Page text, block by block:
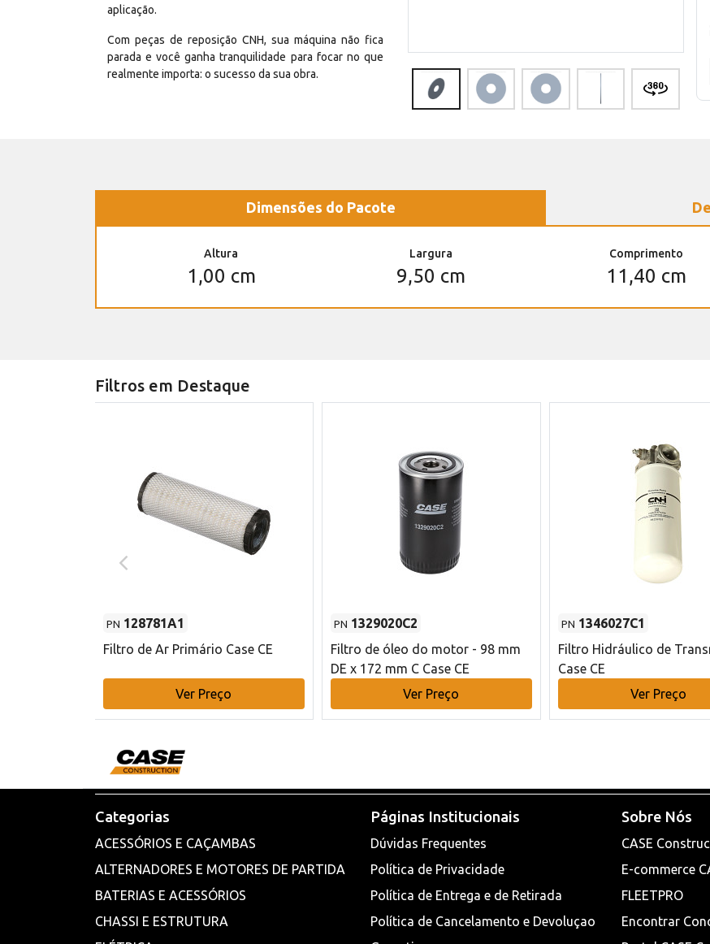
aplicação.
Com peças de reposição CNH, sua máquina não fica
parada e você ganha tranquilidade para focar no que
realmente importa: o sucesso da sua obra.
Dimensões do Pacote
Altura
1,00 cm
Largura
9,50 cm
Comprimento
11,40 cm
Filtros em Destaque
PN 128781A1
Filtro de Ar Primário Case CE
Ver Preço
PN 1329020C2
Filtro de óleo do motor - 98 mm
DE x 172 mm C Case CE
Ver Preço
PN 1346027C1
Filtro Hidráulico de
Case CE
Ver Preço
Categorias
ACESSÓRIOS E CAÇAMBAS
ALTERNADORES E MOTORES DE PARTIDA
BATERIAS E ACESSÓRIOS
CHASSI E ESTRUTURA
Páginas Institucionais
Dúvidas Frequentes
Política de Privacidade
Política de Entrega e de Retirada
Política de Cancelamento e Devoluçao
Sobre Nós
CASE
E-commerce
FLEETPRO
Encontrar